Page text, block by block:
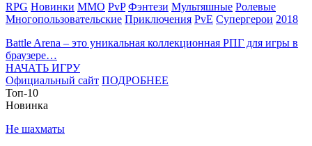
RPG Новинки MMO PvP Фэнтези Мультяшные Ролевые
Многопользовательские Приключения PvE Супергерои 2018
Battle Arena – это уникальная коллекционная РПГ для игры в
браузере…
НАЧАТЬ ИГРУ
Официальный сайт ПОДРОБНЕЕ
Топ-10
Новинка
Не шахматы